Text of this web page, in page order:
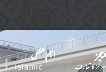
اہم لنکس
Islamic
پیجز
مرکز کاتعارف